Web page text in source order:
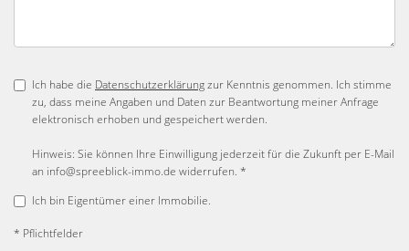
Ich habe die Datenschutzerklärungzur Kenntnis genommen. Ich stimme
zu, dass meine Angaben und Daten zur Beantwortung meiner Anfrage
elektronisch erhoben und gespeichert werden.
Hinweis: Sie können Ihre Einwilligung jederzeit für die Zukunft per E-Mail
an info@spreeblick-immo.de widerrufen. *
Ich bin Eigentümer einer Immobilie.
* Pflichtfelder